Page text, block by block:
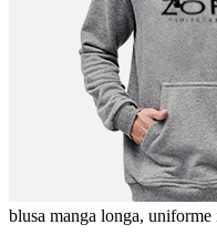
blusa manga longa,